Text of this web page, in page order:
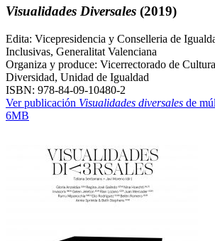
Visualidades Diversales (2019)
Edita: Vicepresidencia y Conselleria de
Inclusivas, Generalitat Valenciana
Organiza y produce: Vicerrectorado de Cultura
Diversidad, Unidad de Igualdad
ISBN: 978-84-09-10480-2
Ver publicación Visualidades diversales de
6MB